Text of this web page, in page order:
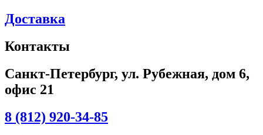
Доставка
Контакты
Санкт-Петербург, ул. Рубежная, дом 6,
офис 21
8 (812) 920-34-85